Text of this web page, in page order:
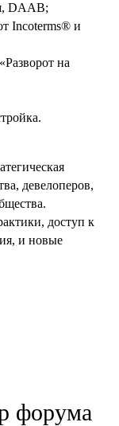
DAAB;
Incoterms® и
на
девелоперов,
доступ к
и новые
форума